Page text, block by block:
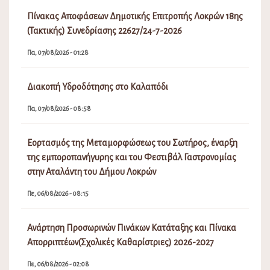
Πίνακας Αποφάσεων Δημοτικής Επιτροπής Λοκρών 18ης
(Τακτικής) Συνεδρίασης 22627/24-7-2026
Πα, 07/08/2026 - 01:28
Διακοπή Υδροδότησης στο Καλαπόδι
Πα, 07/08/2026 - 08:58
Εορτασμός της Μεταμορφώσεως του Σωτήρος, έναρξη
της εμποροπανήγυρης και του Φεστιβάλ Γαστρονομίας
στην Αταλάντη του Δήμου Λοκρών
Πε, 06/08/2026 - 08:15
Ανάρτηση Προσωρινών Πινάκων Κατάταξης και Πίνακα
Απορριπτέων(Σχολικές Καθαρίστριες) 2026-2027
Πε, 06/08/2026 - 02:08